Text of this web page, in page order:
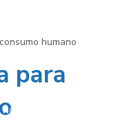
NO
humano
para